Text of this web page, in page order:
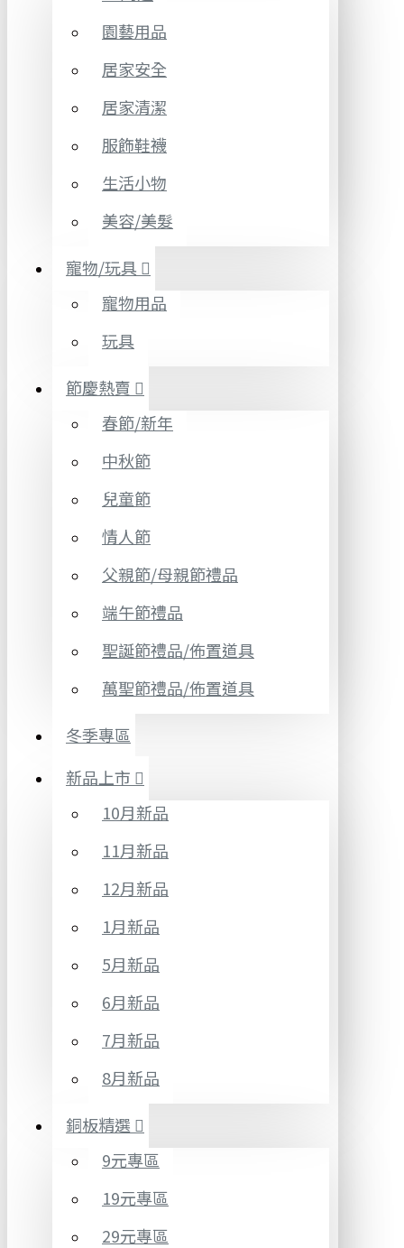
園藝用品
居家安全
居家清潔
服飾鞋襪
生活小物
美容/美髮
寵物/玩具
寵物用品
玩具
節慶熱賣
春節/新年
中秋節
兒童節
情人節
父親節/母親節禮品
端午節禮品
聖誕節禮品/佈置道具
萬聖節禮品/佈置道具
冬季專區
新品上市
10月新品
11月新品
12月新品
1月新品
5月新品
6月新品
7月新品
8月新品
銅板精選
9元專區
19元專區
29元專區